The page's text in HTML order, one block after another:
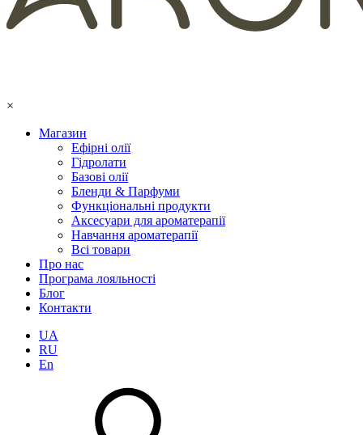
×
Магазин
Ефірні олії
Гідролати
Базові олії
Бленди & Парфуми
Функціональні продукти
Аксесуари для ароматерапії
Навчання ароматерапії
Всі товари
Про нас
Програма лояльності
Блог
Контакти
UA
RU
En